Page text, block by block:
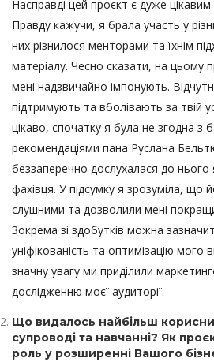
Насправді цей проєкт є дуже
Правду кажучи, я брала участь у
них різнилося менторами та їхнім
матеріалу. Чесно сказати, на цьому
мені надзвичайно імпонують.
підтримують та вболівають за твій
цікаво, спочатку я була не згодна з
рекомендаціями пана Руслана
беззаперечно дослухалася до
фахівця. У підсумку я зрозуміла, що
слушними та дозволили мені
Зокрема зі здобутків можна
уніфікованість та оптимізацію
значну увагу ми приділили
дослідженню моєї аудиторії.
Що видалось найбільш
супроводі та навчанні? Як
роль у розширенні Вашого